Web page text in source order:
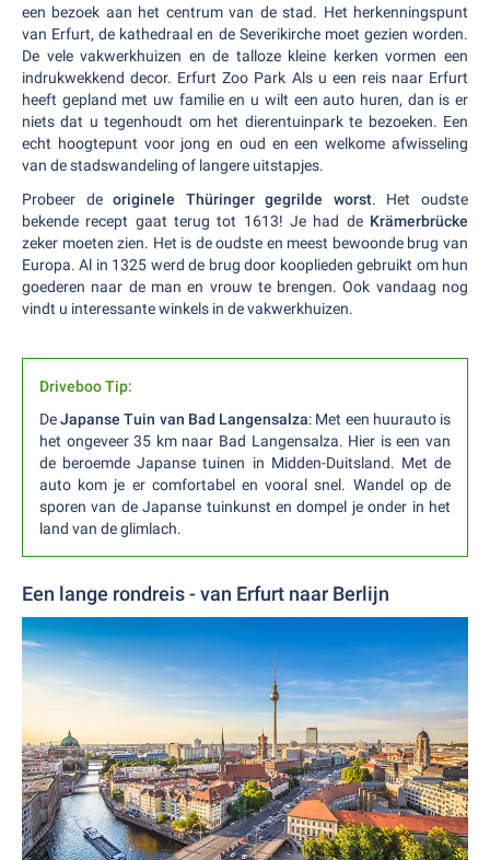
een bezoek aan het centrum van de stad. Het herkenningspunt
van Erfurt, de kathedraal en de Severikirche moet gezien worden.
De vele vakwerkhuizen en de talloze kleine kerken vormen een
indrukwekkend decor. Erfurt Zoo Park Als u een reis naar Erfurt
heeft gepland met uw familie en u wilt een auto huren, dan is er
niets dat u tegenhoudt om het dierentuinpark te bezoeken. Een
echt hoogtepunt voor jong en oud en een welkome afwisseling
van de stadswandeling of langere uitstapjes.
Probeer deoriginele Thüringer gegrilde worst. Het oudste
bekende recept gaat terug tot 1613! Je had de Krämerbrücke
zeker moeten zien. Het is de oudste en meest bewoonde brug van
Europa. Al in 1325 werd de brug door kooplieden gebruikt om hun
goederen naar de man en vrouw te brengen. Ook vandaag nog
vindt u interessante winkels in de vakwerkhuizen.
Driveboo Tip:
DeJapanse Tuin van Bad Langensalza: Met een huurauto is
het ongeveer 35 km naar Bad Langensalza. Hier is een van
de beroemde Japanse tuinen in Midden-Duitsland. Met de
auto kom je er comfortabel en vooral snel. Wandel op de
sporen van de Japanse tuinkunst en dompel je onder in het
land van de glimlach.
Een lange rondreis - van Erfurt naar Berlijn